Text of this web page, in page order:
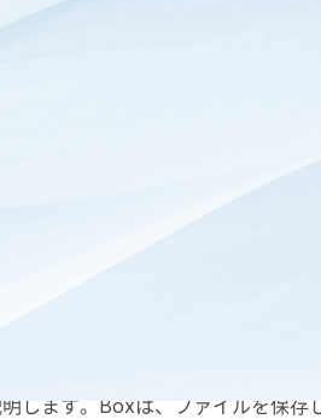
携
します。 Boxは、ファイルを保存